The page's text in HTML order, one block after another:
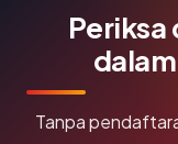
Tanpa